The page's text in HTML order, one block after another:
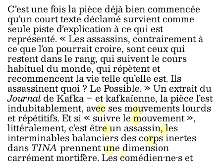
C’est une fois la pièce déjà bien commencée
qu’un court texte déclamé survient comme
seule piste d’explication à ce qui est
représenté. « Les assassins, contrairement à
ce que l’on pourrait croire, sont ceux qui
restent dans le rang, qui suivent le cours
habituel du monde, qui répètent et
recommencent la vie telle qu’elle est. Ils
assassinent quoi ? Le Possible. » Un extrait du
Journalde Kafka – et kafkaïenne, la pièce l’est
indubitablement, avec ses mouvements lourds
et répétitifs. Et si « suivre le mouvement »,
littéralement, c’est être un assassin, les
interminables balanciers des corps inertes
dansTINAprennent une dimension
carrément mortifère. Les comédien·ne·s et